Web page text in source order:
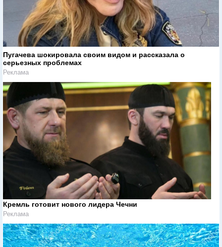
Пугачева шокировала своим видом и рассказала о
серьезных проблемах
Реклама
Кремль готовит нового лидера Чечни
Реклама